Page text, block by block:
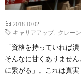
2018.10.02
キャリアアップ, クレーン
「資格を持っていれば
そんなに甘くありませ
に繋がる」。これは真実